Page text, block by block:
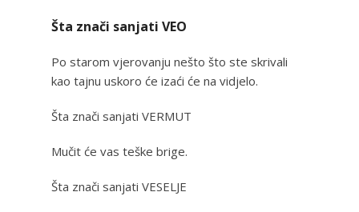
Šta znači sanjati VEO
Po starom vjerovanju nešto što ste skrivali
kao tajnu uskoro će izaći će na vidjelo.
Šta znači sanjati VERMUT
Mučit će vas teške brige.
Šta znači sanjati VESELJE